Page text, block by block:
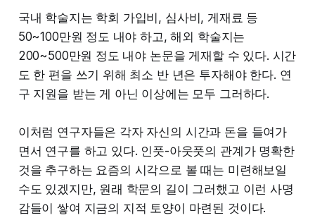
가쓰시카 호쿠사이(葛飾北斎), <만물회본대전도(万物絵本大全)>
에도시대를 대표하는 우키요에 화가 8인의 판화가 나
옵니다. 여기에 기타가와 우타마로(喜多川歌麿), 가쓰
시카 호쿠사이(葛飾北斎), 가와나베 교사이(河鍋暁斎)
의 육필화(肉筆畵, 붓으로 직접 그린 우키요에)가 더
국내 학술지는 학회 가입비, 심사비, 게재료 등
50~100만원 정도 내야 하고, 해외 학술지는
200~500만원 정도 내야 논문을 게재할 수 있다. 시간
도 한 편을 쓰기 위해 최소 반 년은 투자해야 한다. 연
구 지원을 받는 게 아닌 이상에는 모두 그러하다.
이처럼 연구자들은 각자 자신의 시간과 돈을 들여가
면서 연구를 하고 있다. 인풋-아웃풋의 관계가 명확한
것을 추구하는 요즘의 시각으로 볼 때는 미련해보일
수도 있겠지만, 원래 학문의 길이 그러했고 이런 사명
감들이 쌓여 지금의 지적 토양이 마련된 것이다.